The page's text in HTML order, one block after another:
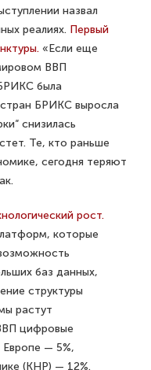
назвал
реалиях. Первый
«Если еще
ВВП
была
БРИКС выросла
снизилась
Те, кто раньше
сегодня теряют
рост.
которые
баз данных,
структуры
растут
цифровые
— 5%,
(КНР) — 12%.